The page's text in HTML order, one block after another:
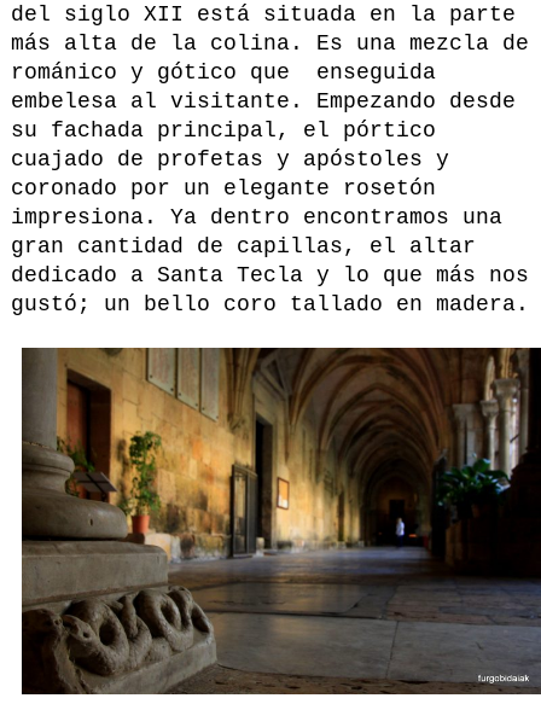
del siglo XII está situada en la parte
más alta de la colina. Es una mezcla de
románico y gótico que enseguida
embelesa al visitante. Empezando desde
su fachada principal, el pórtico
cuajado de profetas y apóstoles y
coronado por un elegante rosetón
impresiona. Ya dentro encontramos una
gran cantidad de capillas, el altar
dedicado a Santa Tecla y lo que más nos
gustó; un bello coro tallado en madera.